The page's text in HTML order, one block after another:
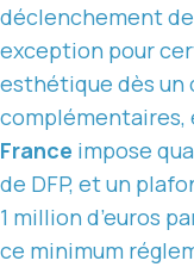
déclenchement
exception pour
esthétique dès un
complémentaires,
France impose
de DFP, et un
1 million d’euros
ce minimum